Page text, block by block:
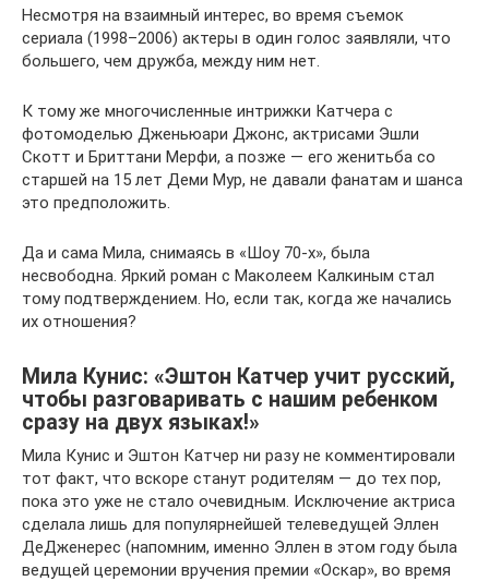
Несмотря на взаимный интерес, во время съемок
сериала (1998–2006) актеры в один голос заявляли, что
большего, чем дружба, между ним нет.
К тому же многочисленные интрижки Катчера с
фотомоделью Дженьюари Джонс, актрисами Эшли
Скотт и Бриттани Мерфи, а позже — его женитьба со
старшей на 15 лет Деми Мур, не давали фанатам и шанса
это предположить.
Да и сама Мила, снимаясь в «Шоу 70-х», была
несвободна. Яркий роман с Маколеем Калкиным стал
тому подтверждением. Но, если так, когда же начались
их отношения?
Мила Кунис: «Эштон Катчер учит русский,
чтобы разговаривать с нашим ребенком
сразу на двух языках!»
Мила Кунис и Эштон Катчер ни разу не комментировали
тот факт, что вскоре станут родителям — до тех пор,
пока это уже не стало очевидным. Исключение актриса
сделала лишь для популярнейшей телеведущей Эллен
ДеДженерес (напомним, именно Эллен в этом году была
ведущей церемонии вручения премии «Оскар», во время